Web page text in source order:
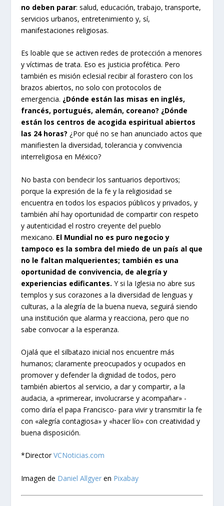
no deben parar: salud, educación, trabajo, transporte,
servicios urbanos, entretenimiento y, sí,
manifestaciones religiosas.
Es loable que se activen redes de protección a menores
y víctimas de trata. Eso es justicia profética. Pero
también es misión eclesial recibir al forastero con los
brazos abiertos, no solo con protocolos de
emergencia. ¿Dónde están las misas en inglés,
francés, portugués, alemán, coreano? ¿Dónde
están los centros de acogida espiritual abiertos
las 24 horas? ¿Por qué no se han anunciado actos que
manifiesten la diversidad, tolerancia y convivencia
interreligiosa en México?
No basta con bendecir los santuarios deportivos;
porque la expresión de la fe y la religiosidad se
encuentra en todos los espacios públicos y privados, y
también ahí hay oportunidad de compartir con respeto
y autenticidad el rostro creyente del pueblo
mexicano. El Mundial no es puro negocio y
tampoco es la sombra del miedo de un país al que
no le faltan malquerientes; también es una
oportunidad de convivencia, de alegría y
experiencias edificantes. Y si la Iglesia no abre sus
templos y sus corazones a la diversidad de lenguas y
culturas, a la alegría de la buena nueva, seguirá siendo
una institución que alarma y reacciona, pero que no
sabe convocar a la esperanza.
Ojalá que el silbatazo inicial nos encuentre más
humanos; claramente preocupados y ocupados en
promover y defender la dignidad de todos, pero
también abiertos al servicio, a dar y compartir, a la
audacia, a «primerear, involucrarse y acompañar» -
como diría el papa Francisco- para vivir y transmitir la fe
con «alegría contagiosa» y «hacer lío» con creatividad y
buena disposición.
*DirectorVCNoticias.com
Imagen de Daniel Allgyer en Pixabay